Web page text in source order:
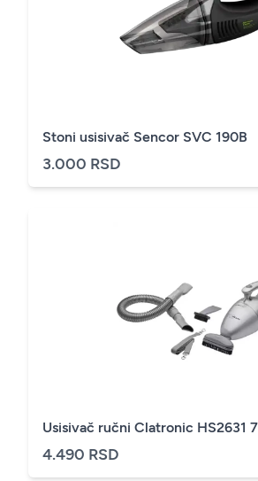
Stoni usisivač Sencor SVC 190B
3.000 RSD
Usisivač ručni Clatronic HS2631
4.490 RSD